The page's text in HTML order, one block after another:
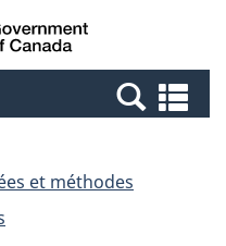
Canada
et
et méthodes